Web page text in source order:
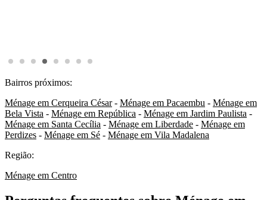
Bairros próximos:
Ménage em Cerqueira César- Ménage em Pacaembu - Ménage em
Bela Vista - Ménage em República - Ménage em Jardim Paulista -
Ménage em Santa Cecília - Ménage em Liberdade - Ménage em
Perdizes - Ménage em Sé - Ménage em Vila Madalena
Região:
Ménage em Centro